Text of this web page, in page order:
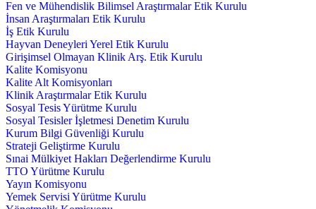
Fen ve Mühendislik Bilimsel Araştırmalar Etik Kurulu
İnsan Araştırmaları Etik Kurulu
İş Etik Kurulu
Hayvan Deneyleri Yerel Etik Kurulu
Girişimsel Olmayan Klinik Arş. Etik Kurulu
Kalite Komisyonu
Kalite Alt Komisyonları
Klinik Araştırmalar Etik Kurulu
Sosyal Tesis Yürütme Kurulu
Sosyal Tesisler İşletmesi Denetim Kurulu
Kurum Bilgi Güvenliği Kurulu
Strateji Geliştirme Kurulu
Sınai Mülkiyet Hakları Değerlendirme Kurulu
TTO Yürütme Kurulu
Yayın Komisyonu
Yemek Servisi Yürütme Kurulu